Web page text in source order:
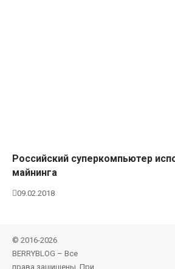
Российский суперкомпьютер
майнинга
09.02.2018
© 2016-2026
BERRYBLOG – Все
права защищены. При